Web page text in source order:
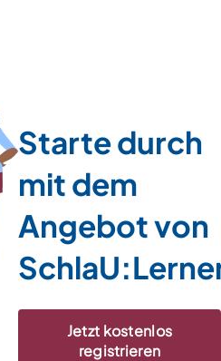
Starte durch
mit dem
Angebot von
Jetzt kostenlos
registrieren